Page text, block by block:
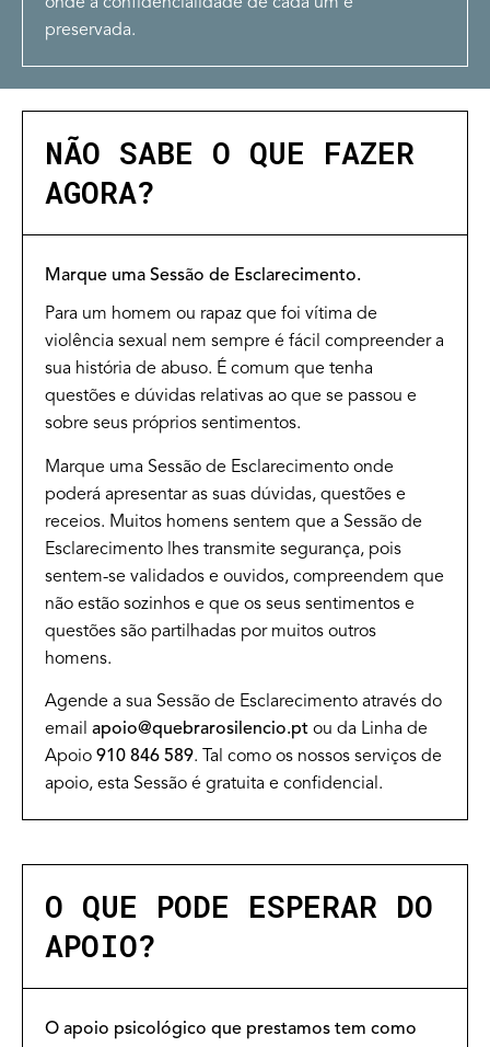
onde a confidencialidade de cada um é
preservada.
NÃO SABE O QUE FAZER
AGORA?
Marque uma Sessão de Esclarecimento.
Para um homem ou rapaz que foi vítima de
violência sexual nem sempre é fácil compreender a
sua história de abuso. É comum que tenha
questões e dúvidas relativas ao que se passou e
sobre seus próprios sentimentos.
Marque uma Sessão de Esclarecimento onde
poderá apresentar as suas dúvidas, questões e
receios. Muitos homens sentem que a Sessão de
Esclarecimento lhes transmite segurança, pois
sentem-se validados e ouvidos, compreendem que
não estão sozinhos e que os seus sentimentos e
questões são partilhadas por muitos outros
homens.
Agende a sua Sessão de Esclarecimento através do
email apoio@quebrarosilencio.pt ou da Linha de
Apoio 910 846 589. Tal como os nossos serviços de
apoio, esta Sessão é gratuita e confidencial.
O QUE PODE ESPERAR DO
APOIO?
O apoio psicológico que prestamos tem como